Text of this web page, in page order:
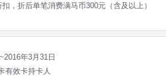
，折后单笔消费满马币300元（含及以上）
年3月31日
有效卡持卡人